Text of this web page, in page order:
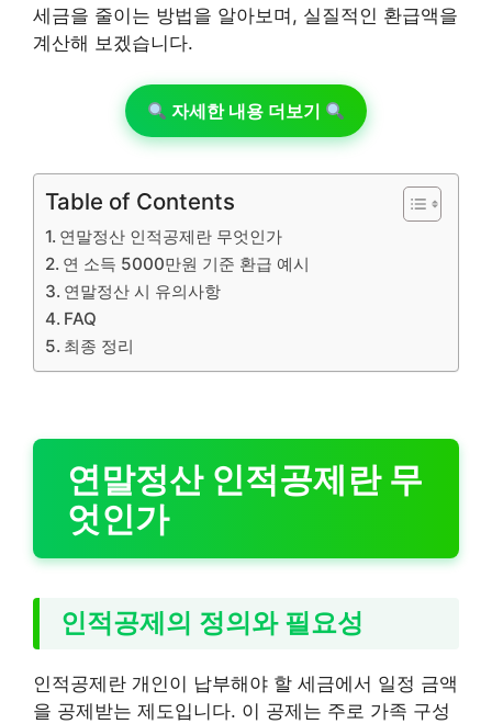
세금을 줄이는 방법을 알아보며, 실질적인 환급액을
계산해 보겠습니다.
자세한 내용 더보기
Table of Contents
연말정산 인적공제란 무엇인가
연 소득 5000만원 기준 환급 예시
연말정산 시 유의사항
FAQ
최종 정리
연말정산 인적공제란 무
엇인가
인적공제의 정의와 필요성
인적공제란 개인이 납부해야 할 세금에서 일정 금액
을 공제받는 제도입니다. 이 공제는 주로 가족 구성